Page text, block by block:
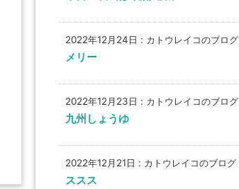
2022年12月24日 : カトウレイコのブログ
メリー
2022年12月23日 : カトウレイコのブログ
九州しょうゆ
2022年12月21日 : カトウレイコのブログ
ススス